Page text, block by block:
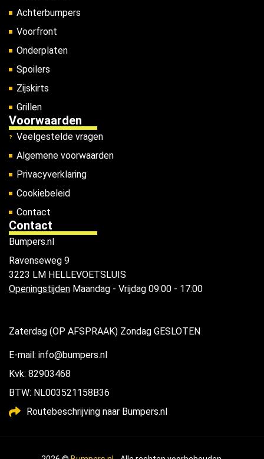
Achterbumpers
Voorfront
Onderplaten
Spoilers
Zijskirts
Grillen
Voorwaarden
Veelgestelde vragen
Algemene voorwaarden
Privacyverklaring
Cookiebeleid
Contact
Contact
Bumpers.nl
Ravenseweg 9
3223 LM HELLEVOETSLUIS
Openingstijden Maandag - Vrijdag 09:00 - 17:00
Zaterdag (OP AFSPRAAK) Zondag GESLOTEN
E-mail: info@bumpers.nl
Kvk: 82903468
BTW: NL003521158B36
Routebeschrijving naar Bumpers.nl